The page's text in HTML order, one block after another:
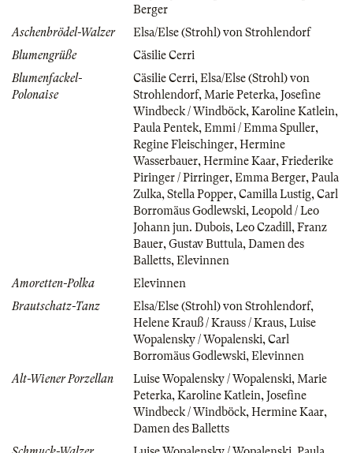
Berger
Aschenbrödel-Walzer
Elsa/Else (Strohl) von Strohlendorf
Blumengrüße
Cäsilie Cerri
Blumenfackel-
Polonaise
Cäsilie Cerri, Elsa/Else (Strohl) von
Strohlendorf, Marie Peterka, Josefine
Windbeck / Windböck, Karoline Katlein,
Paula Pentek, Emmi / Emma Spuller,
Regine Fleischinger, Hermine
Wasserbauer, Hermine Kaar, Friederike
Piringer / Pirringer, Emma Berger, Paula
Zulka, Stella Popper, Camilla Lustig, Carl
Borromäus Godlewski, Leopold / Leo
Johann jun. Dubois, Leo Czadill , Franz
Bauer, Gustav Buttula, Damen des
Balletts, Elevinnen
Amoretten-Polka
Elevinnen
Brautschatz-Tanz
Elsa/Else (Strohl) von Strohlendorf,
Helene Krauß / Krauss / Kraus, Luise
Wopalensky / Wopalenski, Carl
Borromäus Godlewski, Elevinnen
Alt-Wiener Porzellan
Luise Wopalensky / Wopalenski, Marie
Peterka, Karoline Katlein, Josefine
Windbeck / Windböck, Hermine Kaar,
Damen des Balletts